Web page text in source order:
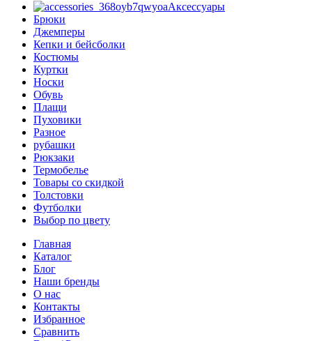
Аксессуары
Брюки
Джемперы
Кепки и бейсболки
Костюмы
Куртки
Носки
Обувь
Плащи
Пуховики
Разное
рубашки
Рюкзаки
Термобелье
Товары со скидкой
Толстовки
Футболки
Выбор по цвету
Главная
Каталог
Блог
Наши бренды
О нас
Контакты
Избранное
Сравнить